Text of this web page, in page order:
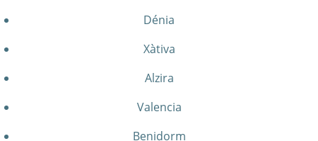
Dénia
Xàtiva
Alzira
Valencia
Benidorm